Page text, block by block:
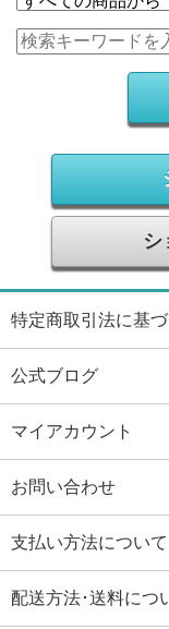
シ
特定商取引法に基
公式ブログ
マイアカウント
お問い合わせ
支払い方法について
配送方法･送料につ